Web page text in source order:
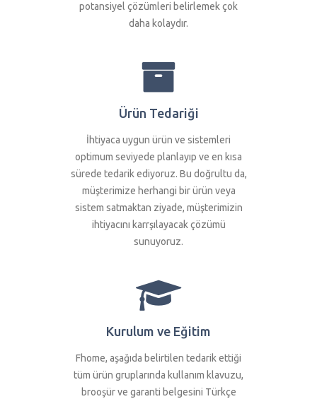
potansiyel çözümleri belirlemek çok
daha kolaydır.
Ürün Tedariği
İhtiyaca uygun ürün ve sistemleri
optimum seviyede planlayıp ve en kısa
sürede tedarik ediyoruz. Bu doğrultu da,
müşterimize herhangi bir ürün veya
sistem satmaktan ziyade, müşterimizin
ihtiyacını karrşılayacak çözümü
sunuyoruz.
Kurulum ve Eğitim
Fhome, aşağıda belirtilen tedarik ettiği
tüm ürün gruplarında kullanım klavuzu,
brooşür ve garanti belgesini Türkçe